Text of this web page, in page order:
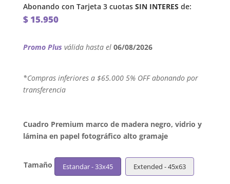
Abonando con Tarjeta 3 cuotas SIN INTERES de:
$15.950
Promo Plus válida hasta el 06/08/2026
´*Compras inferiores a $65.000 5% OFF abonando por
transferencia
Cuadro Premium marco de madera negro, vidrio y
lámina en papel fotográfico alto gramaje
Tamaño Estandar - 33x45 Extended - 45x63